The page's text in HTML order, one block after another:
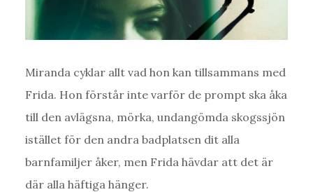
Miranda cyklar allt vad hon kan tillsammans med
Frida. Hon förstår inte varför de prompt ska åka
till den avlägsna, mörka, undangömda skogssjön
istället för den andra badplatsen dit alla
barnfamiljer åker, men Frida hävdar att det är
där alla häftiga hänger.